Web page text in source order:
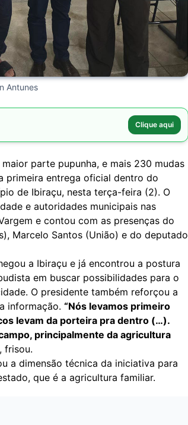
Antunes
Clique aqui
parte pupunha, e mais 230 mudas
primeira entrega oficial dentro do
de Ibiraçu, nesta terça-feira (2). O
e autoridades municipais nas
e contou com as presenças do
Marcelo Santos (União) e do deputado
a Ibiraçu e já encontrou a postura
em buscar possibilidades para o
O presidente também reforçou a
informação. “Nós levamos primeiro
levam da porteira pra dentro (…).
principalmente da agricultura
, frisou.
a dimensão técnica da iniciativa para
que é a agricultura familiar.